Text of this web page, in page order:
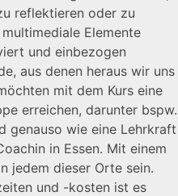
reflektieren oder zu
Elemente
und einbezogen
aus denen heraus wir uns
mit dem Kurs eine
erreichen, darunter bspw.
genauso wie eine Lehrkraft
in Essen. Mit einem
jedem dieser Orte sein.
und -kosten ist es